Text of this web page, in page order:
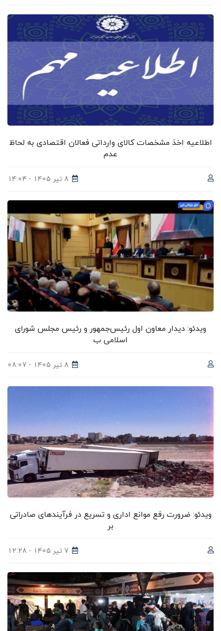
اطلاعیه اخذ مشخصات کالای وارداتی فعالان اقتصادی به لحاظ
عدم
8 تیر 1405 - 14:04
ویدئو: دیدار معاون اول رئیس‌جمهور و رئیس مجلس شورای
اسلامی ب
8 تیر 1405 - 08:07
ویدئو: ضرورت رفع موانع اداری و تسریع در فرآیندهای صادراتی
بر
7 تیر 1405 - 12:28